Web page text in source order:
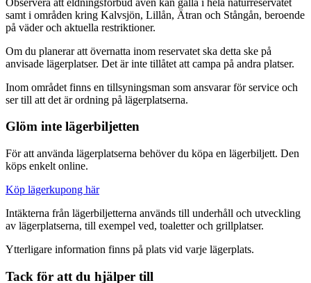
samt i områden kring Kalvsjön, Lillån, Ätran och Stångån, beroende
på väder och aktuella restriktioner.
Om du planerar att övernatta inom reservatet ska detta ske på
anvisade lägerplatser. Det är inte tillåtet att campa på andra platser.
Inom området finns en tillsyningsman som ansvarar för service och
ser till att det är ordning på lägerplatserna.
Glöm inte lägerbiljetten
För att använda lägerplatserna behöver du köpa en lägerbiljett. Den
köps enkelt online.
Köp lägerkupong här
Intäkterna från lägerbiljetterna används till underhåll och utveckling
av lägerplatserna, till exempel ved, toaletter och grillplatser.
Ytterligare information finns på plats vid varje lägerplats.
Tack för att du hjälper till